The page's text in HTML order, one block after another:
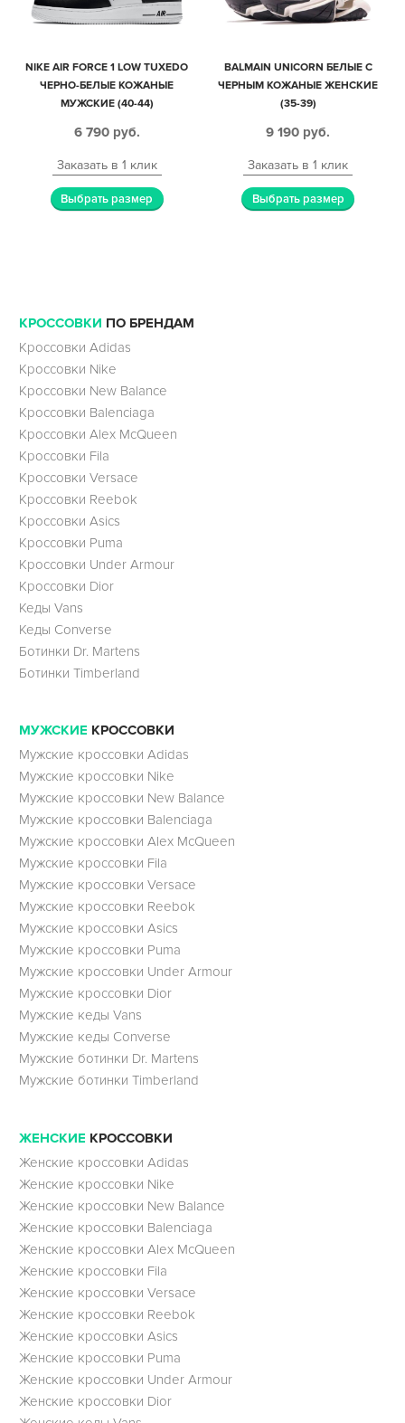
NIKE AIR FORCE 1 LOW TUXEDO
ЧЕРНО-БЕЛЫЕ КОЖАНЫЕ
МУЖСКИЕ (40-44)
6 790 руб.
Заказать в 1 клик
Выбрать размер
BALMAIN UNICORN БЕЛЫЕ С
ЧЕРНЫМ КОЖАНЫЕ ЖЕНСКИЕ
(35-39)
9 190 руб.
Заказать в 1 клик
Выбрать размер
КРОССОВКИ ПО БРЕНДАМ
Кроссовки Adidas
Кроссовки Nike
Кроссовки New Balance
Кроссовки Balenciaga
Кроссовки Alex McQueen
Кроссовки Fila
Кроссовки Versace
Кроссовки Reebok
Кроссовки Asics
Кроссовки Puma
Кроссовки Under Armour
Кроссовки Dior
Кеды Vans
Кеды Converse
Ботинки Dr. Martens
Ботинки Timberland
МУЖСКИЕ КРОССОВКИ
Мужские кроссовки Adidas
Мужские кроссовки Nike
Мужские кроссовки New Balance
Мужские кроссовки Balenciaga
Мужские кроссовки Alex McQueen
Мужские кроссовки Fila
Мужские кроссовки Versace
Мужские кроссовки Reebok
Мужские кроссовки Asics
Мужские кроссовки Puma
Мужские кроссовки Under Armour
Мужские кроссовки Dior
Мужские кеды Vans
Мужские кеды Converse
Мужские ботинки Dr. Martens
Мужские ботинки Timberland
ЖЕНСКИЕ КРОССОВКИ
Женские кроссовки Adidas
Женские кроссовки Nike
Женские кроссовки New Balance
Женские кроссовки Balenciaga
Женские кроссовки Alex McQueen
Женские кроссовки Fila
Женские кроссовки Versace
Женские кроссовки Reebok
Женские кроссовки Asics
Женские кроссовки Puma
Женские кроссовки Under Armour
Женские кроссовки Dior